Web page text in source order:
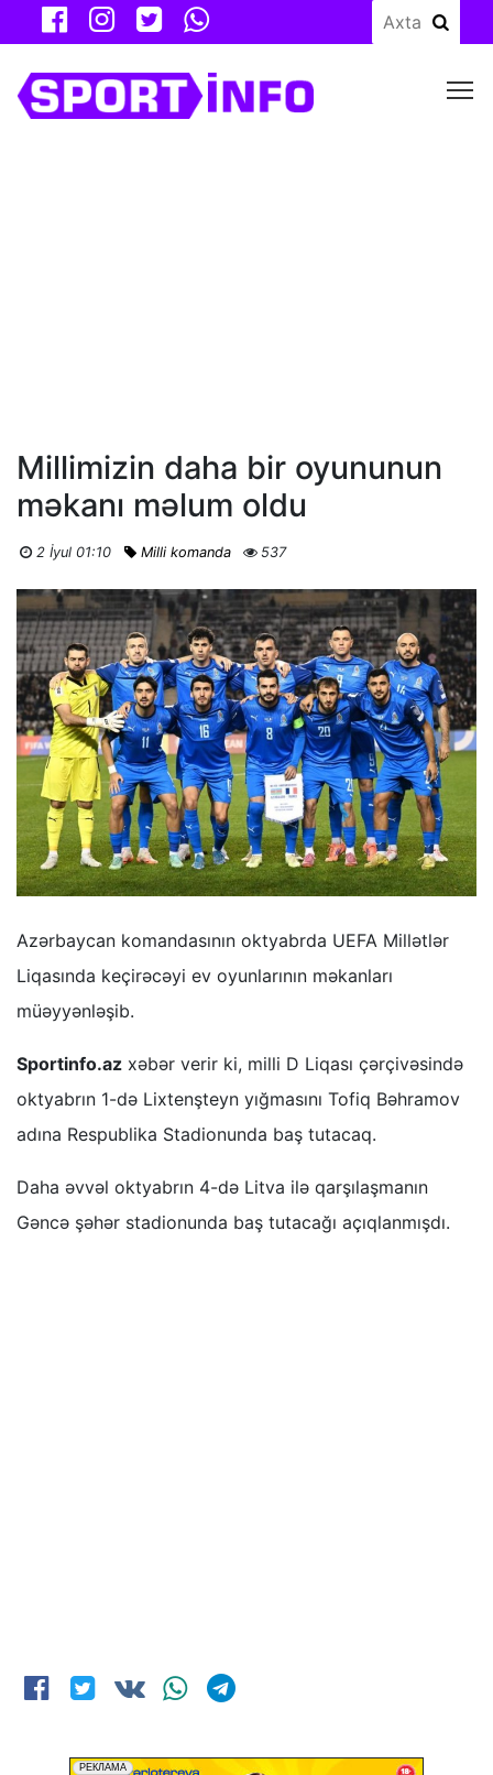
Millimizin daha bir oyununun
məkanı məlum oldu
2 İyul 01:10 Milli komanda 537
Azərbaycan komandasının oktyabrda UEFA Millətlər
Liqasında keçirəcəyi ev oyunlarının məkanları
müəyyənləşib.
Sportinfo.az xəbər verir ki, milli D Liqası çərçivəsində
oktyabrın 1-də Lixtenşteyn yığmasını Tofiq Bəhramov
adına Respublika Stadionunda baş tutacaq.
Daha əvvəl oktyabrın 4-də Litva ilə qarşılaşmanın
Gəncə şəhər stadionunda baş tutacağı açıqlanmışdı.